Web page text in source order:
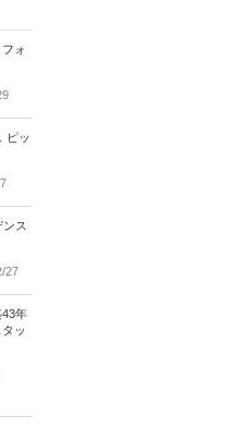
ォ
ピッ
ンス
27
年
ッ